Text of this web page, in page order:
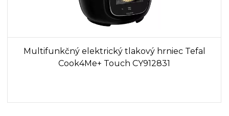
Multifunkčný elektrický tlakový hrniec Tefal
Cook4Me+ Touch CY912831